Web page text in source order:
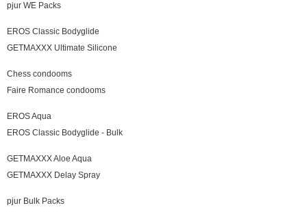
pjur WE Packs
EROS Classic Bodyglide
GETMAXXX Ultimate Silicone
Chess condooms
Faire Romance condooms
EROS Aqua
EROS Classic Bodyglide - Bulk
GETMAXXX Aloe Aqua
GETMAXXX Delay Spray
pjur Bulk Packs